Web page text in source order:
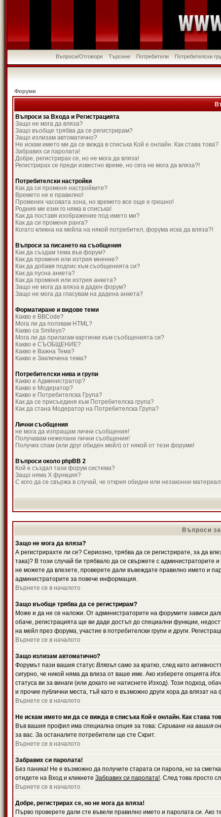
Въпроси/Отговори Търсене Потребители Потребителски
Форуми
Въпроси за Входа и Регистрацията
Защо не мога да вляза?
Защо въобще трябва да се регистрирам?
Защо излизам автоматично?
Не искам името ми да се вижда в списъка Кой е онлайн. Как става това?
Забравих си паролата!
Добре, регистрирах се, но не мога да вляза!
Регистрирах се преди известно време, но сега не мога да вляза?!
Потребителски настройки
Как да си променя настройките?
Времето не е правилно!
Промених часовата зона, но времето все още е грешно!
Родния ми език го няма в списъка!
Как да поставя изображение под името ми?
Как да си променя ранга?
Когато кликна на мейла на някой потребител, форума иска да вляза?!
Въпроси за писането на съобщения
Как да създам тема във форум?
Как да променя или изтрия мнение?
Как да добавя подпис към съобщенията си?
Как да пусна анкета?
Как да променя или изтрия анкета?
Защо не мога да вляза в даден форум?
Защо не мога да гласувам на дадена анкета?
Форматиране и видове теми
Какво е BBCode?
Мога ли да ползвам HTML?
Какво са Smileys?
Мога ли да прилагам картинки към съобщенията си?
Какво е СЪОБЩЕНИЕ?
Какво е Важна Тема?
Какво е Заключена тема?
Потребителски нива и групи
Какво е Администратор?
Какво е Модератор?
Какво е Потребителска Група?
Как да се присъединя към Потребителска група?
Как да стана Модератор на Потребителска Група?
Лични съобщения
не мога да изпращам лични съобщения!
Получавам нежелани лични съобщения!
Получих спам (или друг обиден мейл) от някой от тези форуми!
Въпроси около phpBB 2
Кой е създал тази форум система?
Защо няма X функция?
С кого да се свържа в случай, че открия обидни или незаконни
Въпроси
Защо не мога да вляза?
А регистрирахте ли се? Сериозно, трябва да се регистрирате, за да
така)? В този случай би трябвало да се свържете с администраторите
не можете да влезете, проверете дали въвеждате правилно името и
администраторите за повече информация.
Върнете се в началото
Защо въобще трябва да се регистрирам?
Може и да не се наложи. От администраторите на форумите зависи
обаче, регистрацията ще ви даде достъп до специални функции,
на мейл през форума, участие в потребителски групи и други.
Върнете се в началото
Защо излизам автоматично?
Форумът пази вашия статус Влязъл само за кратко, след като
сигурно, че никой няма да влиза от ваше име. Ако изберете опцията
статуса ви за винаги (или докато не натиснете Изход). Този подход,
и прочие публични места, тъй като е възможно други хора да влязат
Върнете се в началото
Не искам името ми да се вижда в списъка Кой е онлайн. Как става
Във вашия профил има специална опция за това: Скриване на вашия
за вас. За останалите потребители ще сте Скрит.
Върнете се в началото
Забравих си паролата!
Без паника! Не е възможно да получите старата си парола, но за
отидете на Вход и кликнете Забравих си паролата!. След това просто
Върнете се в началото
Добре, регистрирах се, но не мога да вляза!
Първо проверете дали сте въвели правилно името и паролата си. Ако